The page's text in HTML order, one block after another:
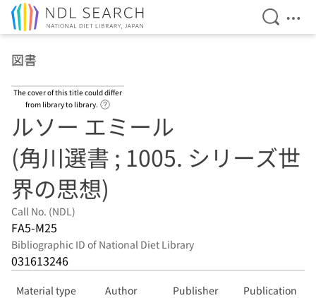
Open
図書
The cover of this title could differ
from library to library.
ルソー エミール
(角川選書 ; 1005. シリーズ世
界の思想)
Call No. (NDL)
FA5-M25
Bibliographic ID of National Diet Library
031613246
Material type Author Publisher
Publication